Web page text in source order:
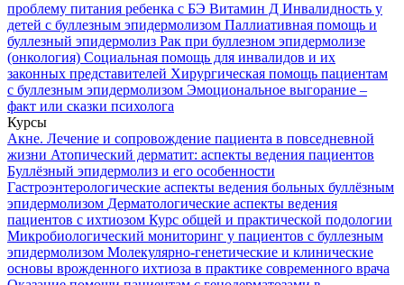
проблему питания ребенка с БЭ Витамин Д Инвалидность у
детей с буллезным эпидермолизом Паллиативная помощь и
буллезный эпидермолиз Рак при буллезном эпидермолизе
(онкология) Социальная помощь для инвалидов и их
законных представителей Хирургическая помощь пациентам
с буллезным эпидермолизом Эмоциональное выгорание –
факт или сказки психолога
Курсы
Акне. Лечение и сопровождение пациента в повседневной
жизни Атопический дерматит: аспекты ведения пациентов
Буллёзный эпидермолиз и его особенности
Гастроэнтерологические аспекты ведения больных буллёзным
эпидермолизом Дерматологические аспекты ведения
пациентов с ихтиозом Курс общей и практической подологии
Микробиологический мониторинг у пациентов с буллезным
эпидермолизом Молекулярно-генетические и клинические
основы врожденного ихтиоза в практике современного врача